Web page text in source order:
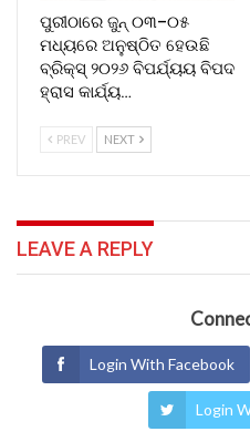
ପୁରୀଠାରେ ଜୁନ୍ ୦୩–୦୫
ମଧ୍ୟରେ ଅନୁଷ୍ଠିତ ହେଉଛି
ବ୍ରିକ୍ସ୍ ୨୦୨୬ ବିପର୍ଯ୍ୟୟ ବିପଦ
ହ୍ରାସ କାର୍ଯ୍ୟ…
PREV NEXT
LEAVE A REPLY
Login With Facebook
Login